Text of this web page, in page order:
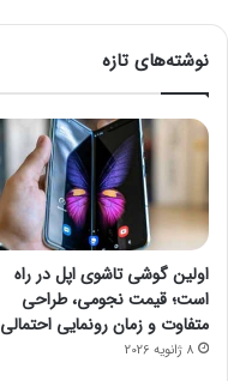
نوشته‌های تازه
اولین گوشی تاشوی اپل در راه
است؛ قیمت نجومی، طراحی
متفاوت و زمان رونمایی احتمالی
8 ژانویه 2026